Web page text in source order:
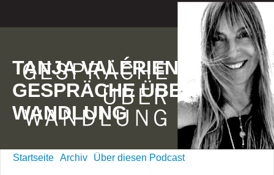
TANJA VALÉRIEN -
GESPRÄCHE ÜBER
WANDLUNG
Startseite Archiv Über diesen Podcast